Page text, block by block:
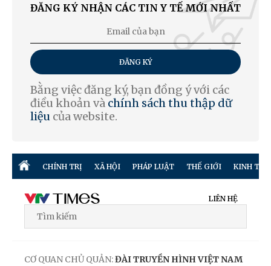
ĐĂNG KÝ NHẬN CÁC TIN Y TẾ MỚI NHẤT
ĐĂNG KÝ
Bằng việc đăng ký, bạn đồng ý với các
điều khoản và chính sách thu thập dữ
liệu của website.
CHÍNH TRỊ XÃ HỘI PHÁP LUẬT THẾ GIỚI KINH TẾ
LIÊN HỆ
CƠ QUAN CHỦ QUẢN:ĐÀI TRUYỀN HÌNH VIỆT NAM